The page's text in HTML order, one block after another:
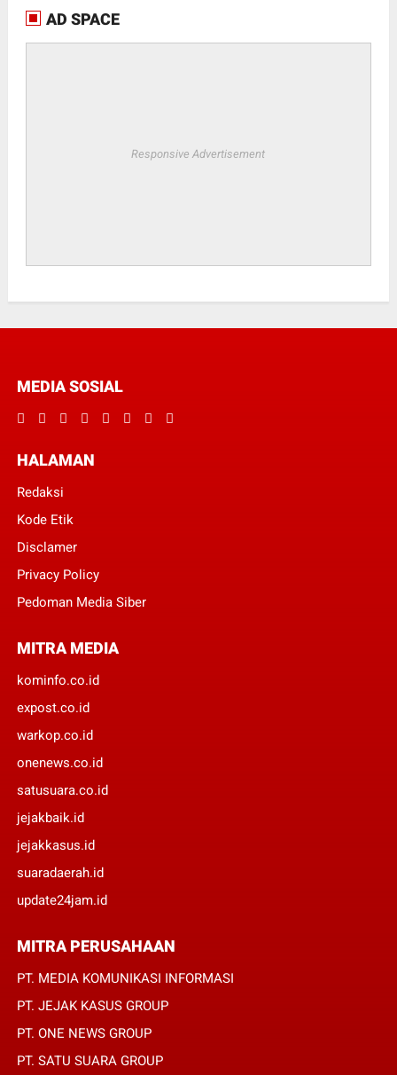
AD SPACE
Responsive Advertisement
MEDIA SOSIAL
HALAMAN
Redaksi
Kode Etik
Disclamer
Privacy Policy
Pedoman Media Siber
MITRA MEDIA
kominfo.co.id
expost.co.id
warkop.co.id
onenews.co.id
satusuara.co.id
jejakbaik.id
jejakkasus.id
suaradaerah.id
update24jam.id
MITRA PERUSAHAAN
PT. MEDIA KOMUNIKASI INFORMASI
PT. JEJAK KASUS GROUP
PT. ONE NEWS GROUP
PT. SATU SUARA GROUP